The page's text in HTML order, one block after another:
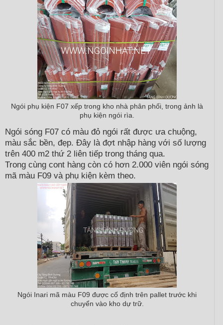
Ngói phụ kiện F07 xếp trong kho nhà phân phối, trong ảnh là
phụ kiện ngói rìa.
Ngói sóng F07 có màu đỏ ngói rất được ưa chuộng,
màu sắc bền, đẹp. Đây là đợt nhập hàng với số lượng
trên 400 m2 thứ 2 liên tiếp trong tháng qua.
Trong cùng cont hàng còn có hơn 2.000 viên ngói sóng
mã màu F09 và phụ kiện kèm theo.
Ngói Inari mã màu F09 được cố định trên pallet trước khi
chuyển vào kho dự trữ.